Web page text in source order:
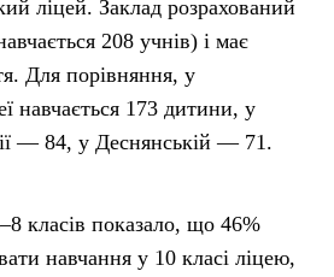
ліцей. Заклад розрахований
208 учнів) і має
Для порівняння, у
навчається 173 дитини, у
— 84, у Деснянській — 71.
класів показало, що 46%
навчання у 10 класі ліцею,